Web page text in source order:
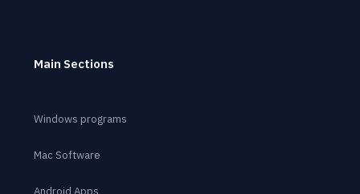
Main Sections
Windows programs
Mac Software